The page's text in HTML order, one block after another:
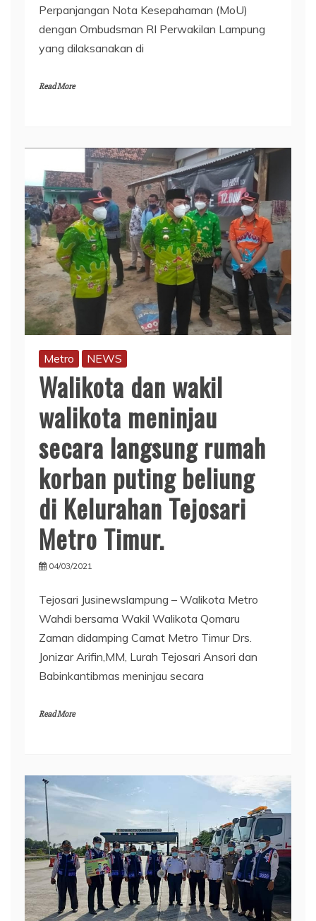
Perpanjangan Nota Kesepahaman (MoU)
dengan Ombudsman RI Perwakilan Lampung
yang dilaksanakan di
Read More
Metro NEWS
Walikota dan wakil
walikota meninjau
secara langsung rumah
korban puting beliung
di Kelurahan Tejosari
Metro Timur.
04/03/2021
Tejosari Jusinewslampung – Walikota Metro
Wahdi bersama Wakil Walikota Qomaru
Zaman didamping Camat Metro Timur Drs.
Jonizar Arifin,MM, Lurah Tejosari Ansori dan
Babinkantibmas meninjau secara
Read More